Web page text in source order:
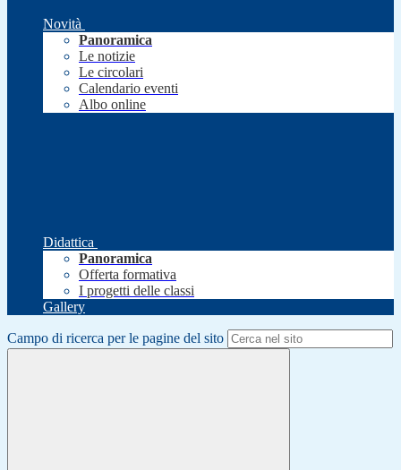
Novità
Panoramica
Le notizie
Le circolari
Calendario eventi
Albo online
Didattica
Panoramica
Offerta formativa
I progetti delle classi
Gallery
Campo di ricerca per le pagine del sito